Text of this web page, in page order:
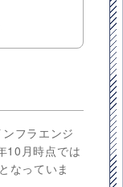
フラエンジ
10月時点では
なっていま